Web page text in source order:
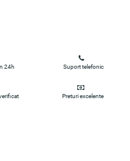
24h Suport telefonic
Preturi excelente